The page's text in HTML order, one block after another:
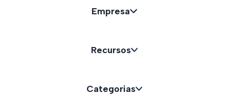
Empresa
Recursos
Categorias